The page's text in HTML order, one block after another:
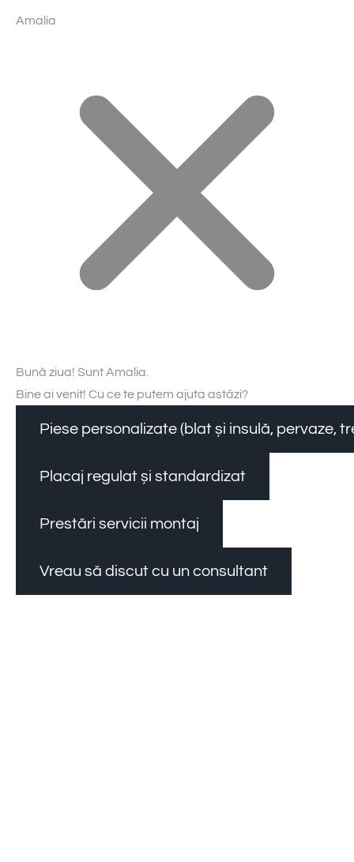
Amalia
Bună ziua! Sunt Amalia.
Bine ai venit! Cu ce te putem ajuta astăzi?
Piese personalizate (blat și insulă, pervaze,
Placaj regulat și standardizat
Prestări servicii montaj
Vreau să discut cu un consultant